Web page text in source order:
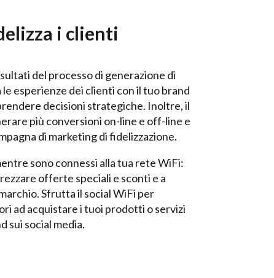
i clienti
del processo di generazione di
esperienze dei clienti con il tuo brand
decisioni strategiche. Inoltre, il
più conversioni on-line e off-line e
di marketing di fidelizzazione.
sono connessi alla tua rete WiFi:
offerte speciali e sconti e a
Sfrutta il social WiFi per
ad acquistare i tuoi prodotti o servizi
sui social media.